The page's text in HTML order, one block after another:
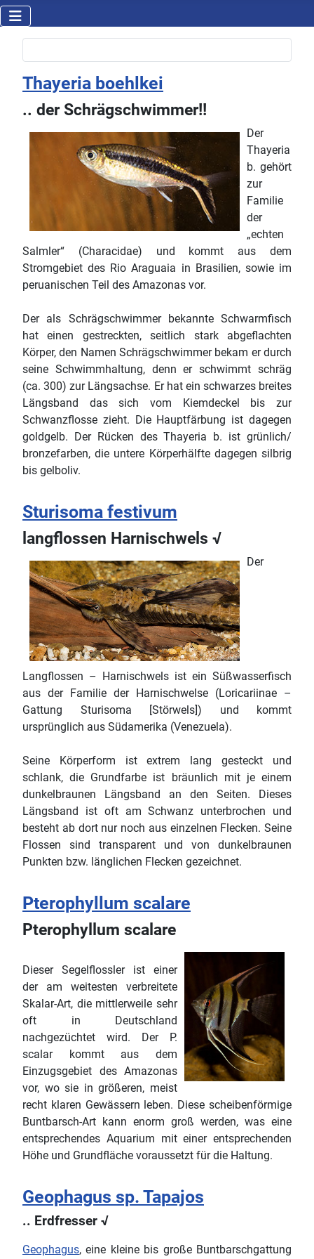
Thayeria boehlkei
.. der Schrägschwimmer!!
Der
Thayeria
b. gehört
zur
Familie
der
„echten
Salmler“ (Characidae) und kommt aus dem
Stromgebiet des Rio Araguaia in Brasilien, sowie im
peruanischen Teil des Amazonas vor.
Der als Schrägschwimmer bekannte Schwarmfisch
hat einen gestreckten, seitlich stark abgeflachten
Körper, den Namen Schrägschwimmer bekam er durch
seine Schwimmhaltung, denn er schwimmt schräg
(ca. 300) zur Längsachse. Er hat ein schwarzes breites
Längsband das sich vom Kiemdeckel bis zur
Schwanzflosse zieht. Die Hauptfärbung ist dagegen
goldgelb. Der Rücken des Thayeria b. ist grünlich/
bronzefarben, die untere Körperhälfte dagegen silbrig
bis gelboliv.
Sturisoma festivum
langflossen Harnischwels √
Der
Langflossen – Harnischwels ist ein Süßwasserfisch
aus der Familie der Harnischwelse (Loricariinae –
Gattung Sturisoma [Störwels]) und kommt
ursprünglich aus Südamerika (Venezuela).
Seine Körperform ist extrem lang gesteckt und
schlank, die Grundfarbe ist bräunlich mit je einem
dunkelbraunen Längsband an den Seiten. Dieses
Längsband ist oft am Schwanz unterbrochen und
besteht ab dort nur noch aus einzelnen Flecken. Seine
Flossen sind transparent und von dunkelbraunen
Punkten bzw. länglichen Flecken gezeichnet.
Pterophyllum scalare
Pterophyllum scalare
Dieser Segelflossler ist einer
der am weitesten verbreitete
Skalar-Art, die mittlerweile sehr
oft in Deutschland
nachgezüchtet wird. Der P.
scalar kommt aus dem
Einzugsgebiet des Amazonas
vor, wo sie in größeren, meist
recht klaren Gewässern leben. Diese scheibenförmige
Buntbarsch-Art kann enorm groß werden, was eine
entsprechendes Aquarium mit einer entsprechenden
Höhe und Grundfläche voraussetzt für die Haltung.
Geophagus sp. Tapajos
.. Erdfresser √
Geophagus, eine kleine bis große Buntbarschgattung